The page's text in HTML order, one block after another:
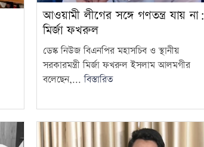
আওয়ামী লীগের সঙ্গে গণতন্ত্র যায় না:
মির্জা ফখরুল
ডেস্ক নিউজ বিএনপির মহাসচিব ও স্থানীয়
সরকারমন্ত্রী মির্জা ফখরুল ইসলাম আলমগীর
বলেছেন,...বিস্তারিত